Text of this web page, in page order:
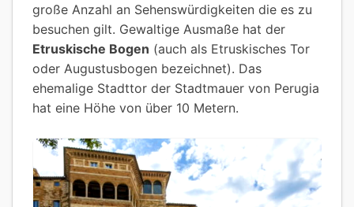
große Anzahl an Sehenswürdigkeiten die es zu
besuchen gilt. Gewaltige Ausmaße hat der
Etruskische Bogen (auch als Etruskisches Tor
oder Augustusbogen bezeichnet). Das
ehemalige Stadttor der Stadtmauer von Perugia
hat eine Höhe von über 10 Metern.